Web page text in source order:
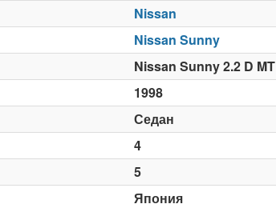
Nissan
Nissan Sunny
Nissan Sunny 2.2 D MT
1998
Седан
4
5
Япония